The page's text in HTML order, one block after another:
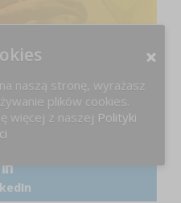
naszą stronę, wyrażasz
plików cookies.
więcej z naszej Polityki